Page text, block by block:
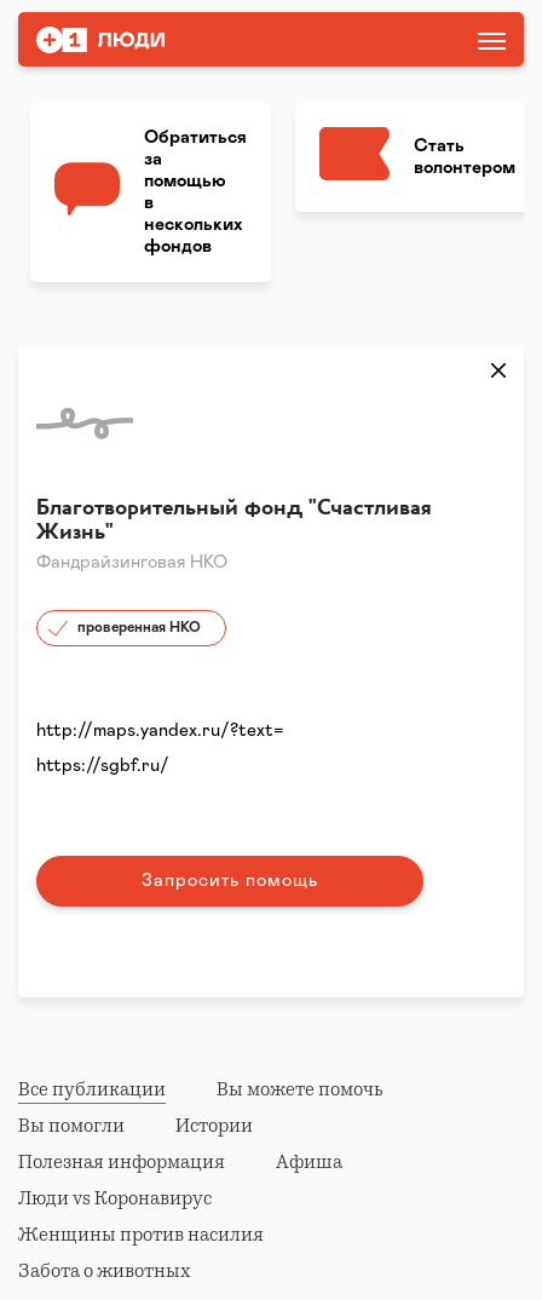
Обратиться
за
помощью
в
нескольких
фондов
Стать
волонтером
Фандрайзинговая НКО
Благотворительный фонд "Счастливая
Жизнь"
проверенная НКО
http://maps.yandex.ru/?text=
https://sgbf.ru/
Запросить помощь
Все публикации
Вы можете помочь
Вы помогли
Истории
Полезная информация
Афиша
Люди vs Коронавирус
Женщины против насилия
Забота о животных